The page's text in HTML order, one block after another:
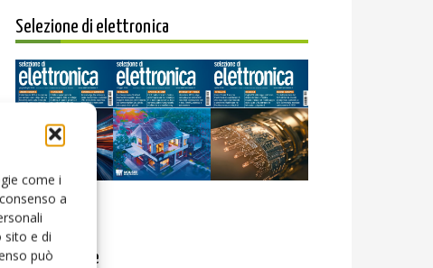
come i
a
sito e di
può
Selezione di elettronica
Edicola web
PCB Magazine